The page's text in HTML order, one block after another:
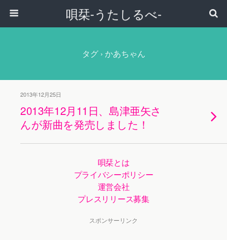
唄栞-うたしるべ-
タグ › かあちゃん
2013年12月25日
2013年12月11日、島津亜矢さ
んが新曲を発売しました！
唄栞とは
プライバシーポリシー
運営会社
プレスリリース募集
スポンサーリンク